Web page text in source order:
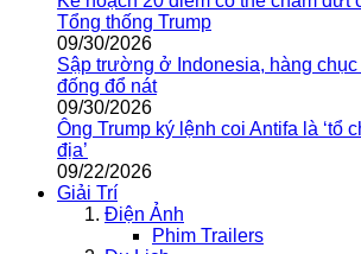
Tổng thống Trump
09/30/2026
Sập trường ở Indonesia, hàng
đống đổ nát
09/30/2026
Ông Trump ký lệnh coi Antifa là ‘tổ
địa’
09/22/2026
Giải Trí
Điện Ảnh
Phim Trailers